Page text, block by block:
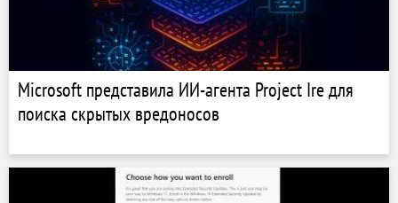
Microsoft представила ИИ-агента Project Ire для
поиска скрытых вредоносов